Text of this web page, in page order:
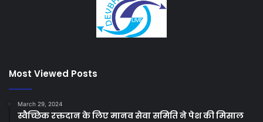
Most Viewed Posts
March 29, 2024
स्वैच्छिक रक्तदान के लिए मानव सेवा समिति ने पेश की मिसाल